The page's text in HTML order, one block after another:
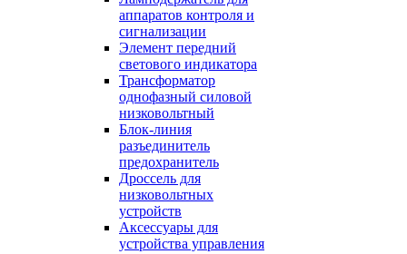
аппаратов контроля и
сигнализации
Элемент передний
светового индикатора
Трансформатор
однофазный силовой
низковольтный
Блок-линия
разъединитель
предохранитель
Дроссель для
низковольтных
устройств
Аксессуары для
устройства управления